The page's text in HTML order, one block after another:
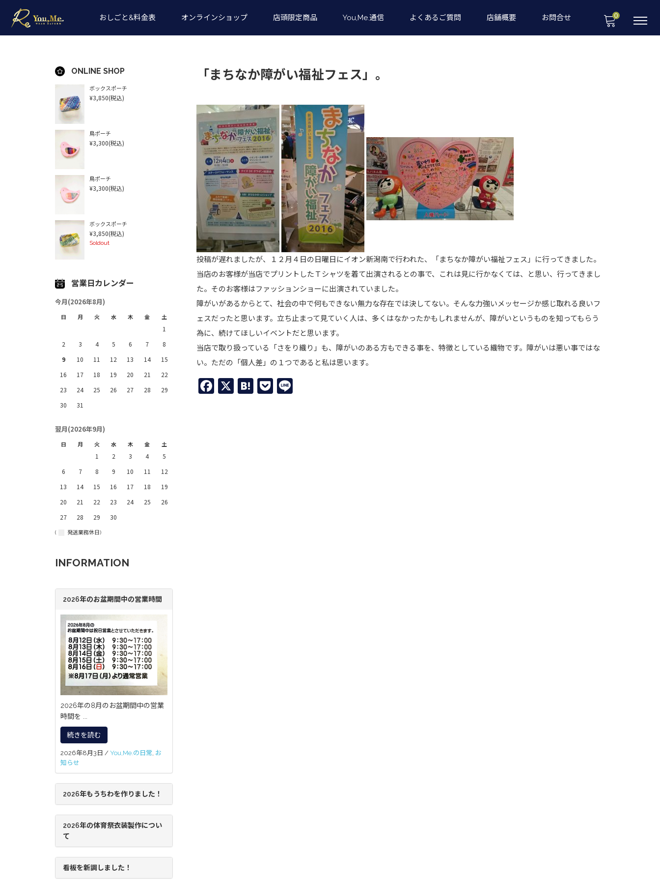
おしごと&料金表 オンラインショップ 店頭限定商品 You,Me.通信 よくあるご質問 店舗概要 お問合せ 0
「まちなか障がい福祉フェス」。
投稿が遅れましたが、１２月４日の日曜日にイオン新潟南で行われた、「まちなか障がい福祉フェス」に行ってきました。
当店のお客様が当店でプリントしたＴシャツを着て出演されるとの事で、これは見に行かなくては、と思い、行ってきまし
た。そのお客様はファッションショーに出演されていました。
障がいがあるからとて、社会の中で何もできない無力な存在では決してない。そんな力強いメッセージか感じ取れる良いフ
ェスだったと思います。立ち止まって見ていく人は、多くはなかったかもしれませんが、障がいというものを知ってもらう
為に、続けてほしいイベントだと思います。
当店で取り扱っている「さをり織り」も、障がいのある方もできる事を、特徴としている織物です。障がいは悪い事ではな
い。ただの「個人差」の１つであると私は思います。
Facebook
X Hatena
Pocket
ONLINE SHOP
ボックスポーチ
¥3,850(税込)
鳥ポーチ
¥3,300(税込)
鳥ポーチ
¥3,300(税込)
ボックスポーチ
¥3,850(税込)
Soldout
営業日カレンダー
今月(2026年8月)
日 月 火 水 木 金 土
1
2
3 4 5 6 7
8
9
10 11 12 13 14
15
16
17 18 19 20 21
22
23
24 25 26 27 28
29
30
31
翌月(2026年9月)
日 月 火 水 木 金 土
1 2 3 4
5
6
7 8 9 10 11
12
13
14 15 16 17 18
19
20
21 22 23 24 25
26
27
28 29 30
( 発送業務休日)
INFORMATION
2026年のお盆期間中の営業時間
2026年の8月のお盆期間中の営業
時間を ...
続きを読む
2026年8月3日 / You,Me.の日常 お
知らせ
2026年もうちわを作りました！
2026年の体育祭衣装製作につい
て
看板を新調しました！